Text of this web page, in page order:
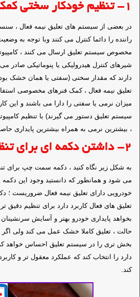
1- تنظیم خودکار سختی
در بعضی از سیستم های تعلیق نیمه فعال ،
راننده را دائما کنترل می کنند وبا توجه به
مخصوص سیستم تعلیق ارسال می کنند ،
شیرهای کنترل هیدرولیکی یا پنوماتیکی صادر
دارند که مقدار سختی (سفتی یا همان خشک
تعلیق نیمه فعال ، کمک فنرهای مخصوصی
میزان نرمی یا سفتی را دارا می باشند و این
سیستم تعلیق دستور می گیرند) با تنظیم
، بیشترین نرمی به همراه بیشترین پایداری
2- داشتن دکمه ای برای
به شکل زیر نگاه کنید ، دکمه سمت چپ برای
می شود و همانطور که دانستید وجود این دکمه
خودرویی دارای تعلیق نیمه فعال ضروریست ؛
تعلیق های فعال کاربرد دارد برای تنظیم
بخش تری را در سیستم تعلیق احساس خواهد
دارد را انتخاب کند که عملکرد معقول تر و
کند.